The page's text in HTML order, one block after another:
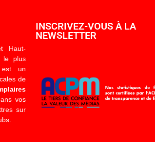
Haut-
plus
est un
de
vos
sur
INSCRIVEZ-VOUS À LA
NEWSLETTER